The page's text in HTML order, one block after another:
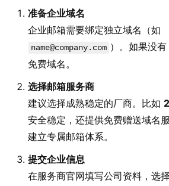
准备企业域名
企业邮箱需要绑定独立域名（如
name@company.com ）。如果没
免费域名。
选择邮箱服务商
建议选择成熟稳定的厂商。比如
安全稳定，还提供免费赠送域名
建立专属邮箱体系。
提交企业信息
在服务商官网填写公司资料，选